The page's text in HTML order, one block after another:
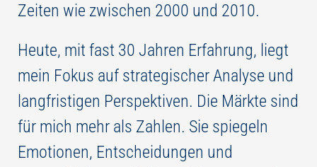
Zeiten wie zwischen 2000 und 2010.
Heute, mit fast 30 Jahren Erfahrung, liegt
mein Fokus auf strategischer Analyse und
langfristigen Perspektiven. Die Märkte sind
für mich mehr als Zahlen. Sie spiegeln
Emotionen, Entscheidungen und